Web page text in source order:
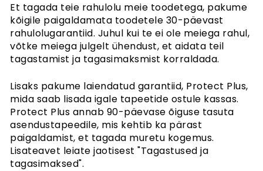
Et tagada teie rahulolu meie toodetega, pakume
kõigile paigaldamata toodetele 30-päevast
rahulolugarantiid. Juhul kui te ei ole meiega rahul,
võtke meiega julgelt ühendust, et aidata teil
tagastamist ja tagasimaksmist korraldada.
Lisaks pakume laiendatud garantiid, Protect Plus,
mida saab lisada igale tapeetide ostule kassas.
Protect Plus annab 90-päevase õiguse tasuta
asendustapeedile, mis kehtib ka pärast
paigaldamist, et tagada muretu kogemus.
Lisateavet leiate jaotisest "Tagastused ja
tagasimaksed".